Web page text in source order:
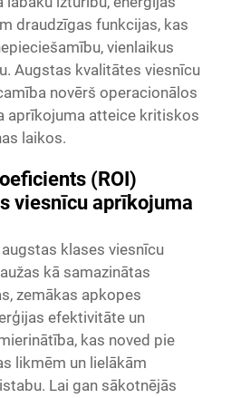
draudzīgas funkcijas, kas
vienlaikus
Augstas kvalitātes viesnīcu
novērš operacionālos
aprīkojuma atteice kritiskos
laikos.
(ROI)
viesnīcu aprīkojuma
klases viesnīcu
kā samazinātas
zemākas apkopes
efektivitāte un
kas noved pie
likmēm un lielākām
Lai gan sākotnējās